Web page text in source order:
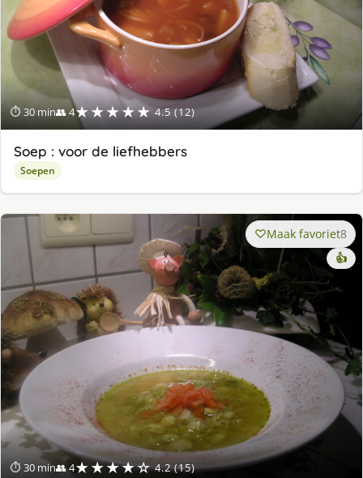
⏱ 30 min👥 4★★★★★ 4.5 (12)
Soep : voor de liefhebbers
Soepen
⏱ 30 min👥 4★★★★☆ 4.2 (15)
Maak favoriet8
👍